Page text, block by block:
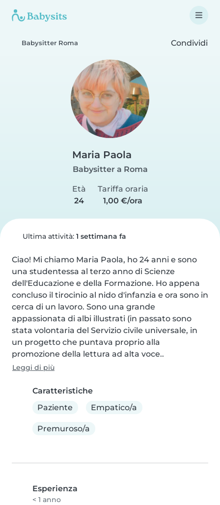
Babysitter Roma Condividi
Maria Paola
Babysitter a Roma
Età
24
Tariffa oraria
1,00 €/ora
Ultima attività: 1 settimana fa
Ciao! Mi chiamo Maria Paola, ho 24 anni e sono
una studentessa al terzo anno di Scienze
dell'Educazione e della Formazione. Ho appena
concluso il tirocinio al nido d'infanzia e ora sono in
cerca di un lavoro. Sono una grande
appassionata di albi illustrati (in passato sono
stata volontaria del Servizio civile universale, in
un progetto che puntava proprio alla
promozione della lettura ad alta voce..
Leggi di più
Caratteristiche
Paziente
Empatico/a
Premuroso/a
Esperienza
< 1 anno